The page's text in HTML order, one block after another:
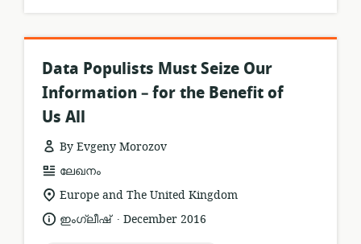
Data Populists Must Seize Our
Information – for the Benefit of
Us All
By Evgeny Morozov
resource
format:
ലേഖനം
location
relevance:
Europe and The United Kingdom
language:
ഇംഗ്ലീഷ് .
dateDecember 2016